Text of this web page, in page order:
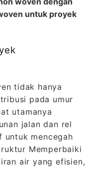
untuk proyek
tidak hanya
pada umur
utamanya
jalan dan rel
untuk mencegah
Memperbaiki
air yang efisien,